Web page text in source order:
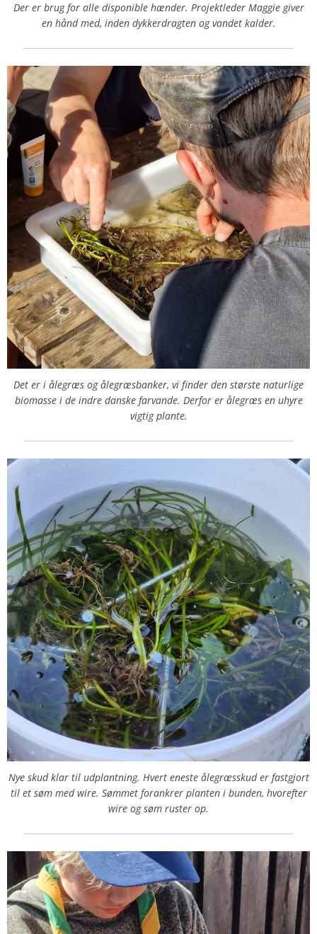
Der er brug for alle disponible hænder. Projektleder Maggie giver
en hånd med, inden dykkerdragten og vandet kalder.
Det er i ålegræs og ålegræsbanker, vi finder den største naturlige
biomasse i de indre danske farvande. Derfor er ålegræs en uhyre
vigtig plante.
Nye skud klar til udplantning. Hvert eneste ålegræsskud er fastgjort
til et søm med wire. Sømmet forankrer planten i bunden, hvorefter
wire og søm ruster op.